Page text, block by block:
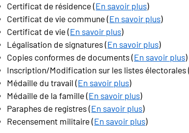
Certificat de résidence (En savoir plus)
Certificat de vie commune (En savoir plus)
Certificat de vie (En savoir plus)
Légalisation de signatures (En savoir plus)
Copies conformes de documents (En savoir plus)
Inscription/Modification sur les listes électorales (
Médaille du travail (En savoir plus)
Médaille de la famille (En savoir plus)
Paraphes de registres (En savoir plus)
Recensement militaire (En savoir plus)